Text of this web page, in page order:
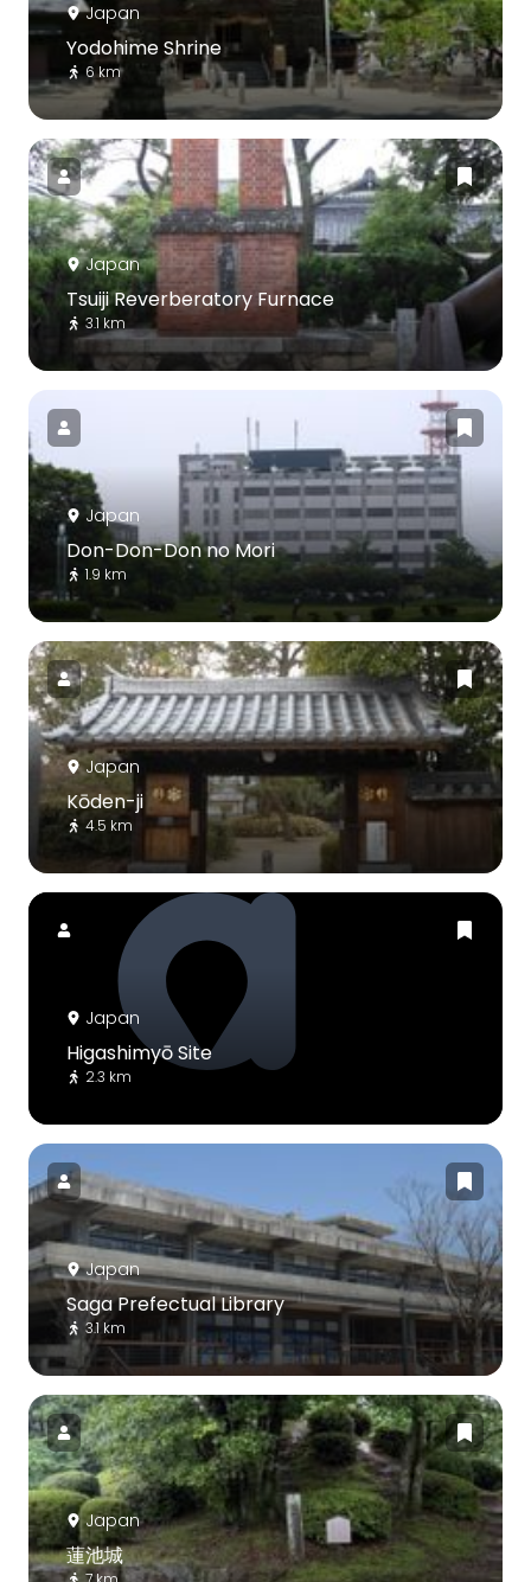
Japan
Yodohime Shrine
6 km
Japan
Tsuiji Reverberatory Furnace
3.1 km
Japan
Don-Don-Don no Mori
1.9 km
Japan
Kōden-ji
4.5 km
Japan
Higashimyō Site
2.3 km
Japan
Saga Prefectual Library
3.1 km
Japan
蓮池城